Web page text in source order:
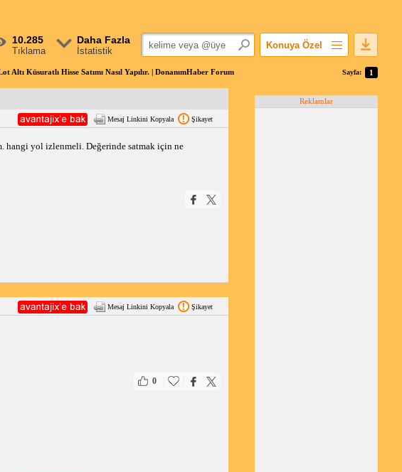
10.285
Tıklama
Daha Fazla
İstatistik
Konuya Özel
Popüler Mesajlar
Altı Küsuratlı Hisse Satımı Nasıl Yapılır. | DonanımHaber Forum Sayfa: 1
Mesaj Linkini Kopyala Şikayet
hangi yol izlenmeli. Değerinde satmak için ne
Mesaj Linkini Kopyala Şikayet
0
Reklamlar